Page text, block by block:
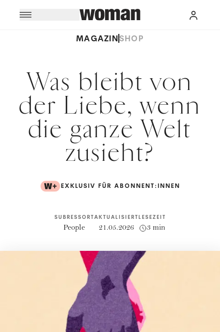
MAGAZINSHOP
Was bleibt von
der Liebe, wenn
die ganze Welt
zusieht?
EXKLUSIV FÜR ABONNENT:INNEN
SUBRESSORT
People
AKTUALISIERT
21.05.2026
LESEZEIT
3 min